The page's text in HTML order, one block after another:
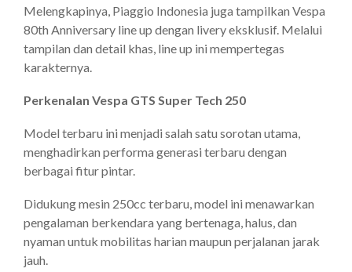
Melengkapinya, Piaggio Indonesia juga tampilkan Vespa
80th Anniversary line up dengan livery eksklusif. Melalui
tampilan dan detail khas, line up ini mempertegas
karakternya.
Perkenalan Vespa GTS Super Tech 250
Model terbaru ini menjadi salah satu sorotan utama,
menghadirkan performa generasi terbaru dengan
berbagai fitur pintar.
Didukung mesin 250cc terbaru, model ini menawarkan
pengalaman berkendara yang bertenaga, halus, dan
nyaman untuk mobilitas harian maupun perjalanan jarak
jauh.